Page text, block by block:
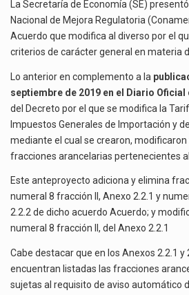
DEL
SECTOR
La Secretaría de Economía (SE)
Nacional de Mejora Regulatoria
Acuerdo que modifica al diverso por el
criterios de carácter general en materia
Lo anterior en complemento a la
septiembre de 2019 en el Diario Oficial
del Decreto por el que se modifica la
Impuestos Generales de Importación y
mediante el cual se crearon,
fracciones arancelarias pertenecientes
Este anteproyecto adiciona y elimina
numeral 8 fracción II, Anexo 2.2.1 y
2.2.2 de dicho acuerdo Acuerdo; y
numeral 8 fracción II, del Anexo 2.2.1
Cabe destacar que en los Anexos 2.2.1 y
encuentran listadas las fracciones
sujetas al requisito de aviso automático